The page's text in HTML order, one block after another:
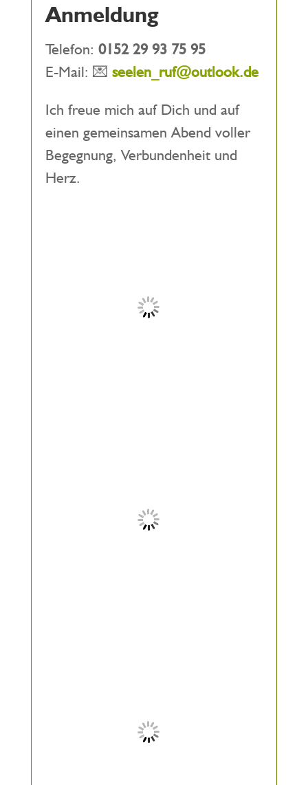
Anmeldung
Telefon: 0152 29 93 75 95
E-Mail: 💌 seelen_ruf@outlook.de
Ich freue mich auf Dich und auf
einen gemeinsamen Abend voller
Begegnung, Verbundenheit und
Herz.